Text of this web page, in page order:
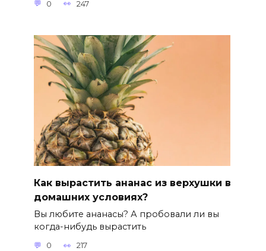
0 247
Как вырастить ананас из верхушки в
домашних условиях?
Вы любите ананасы? А пробовали ли вы
когда-нибудь вырастить
0 217